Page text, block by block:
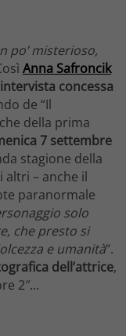
po’ misterioso,
Anna Safroncik
concessa
de “Il
della prima
7 settembre
stagione della
altri – anche il
paranormale
solo
che presto si
e umanità“.
dell’attrice,
2″…